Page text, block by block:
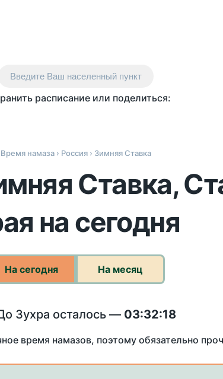
Введите Ваш населенный пункт
расписание или поделиться:
Время намаза › Россия › Зимняя Ставка
Ставка,
на сегодня
На сегодня На месяц
Зухра осталось — 03:32:18
время намазов, поэтому обязательно